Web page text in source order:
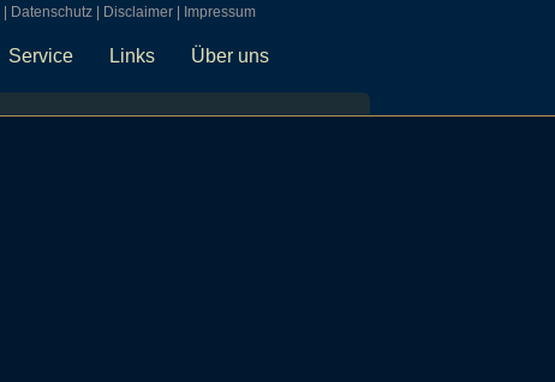
Datenschutz Disclaimer Impressum
Service Links Über uns